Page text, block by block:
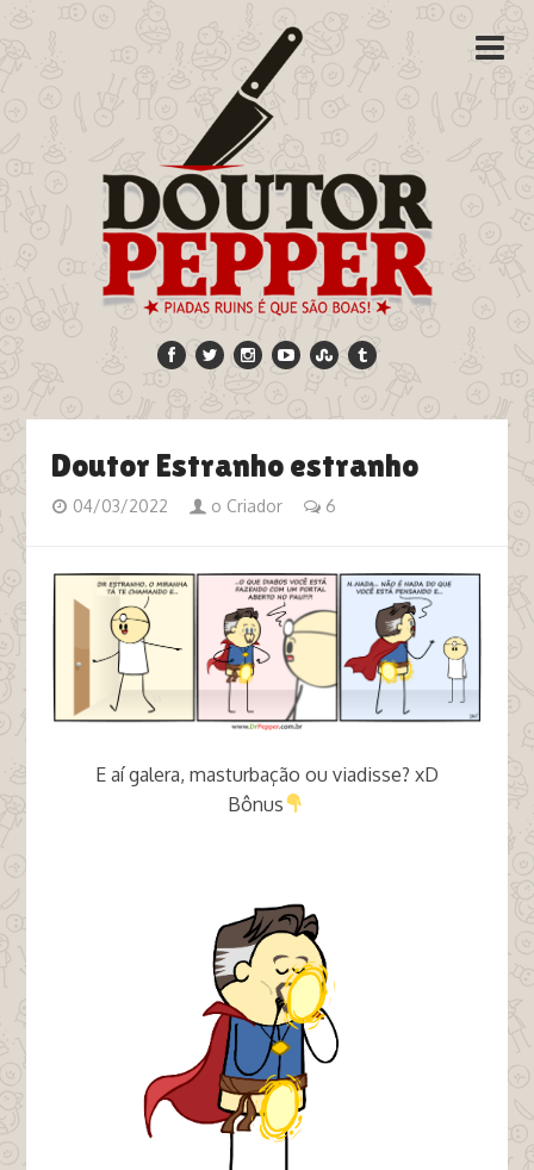
Doutor Estranho estranho
04/03/2022 o Criador 6
E aí galera, masturbação ou viadisse? xD
Bônus